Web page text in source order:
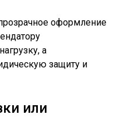
оформление
а
защиту и
или